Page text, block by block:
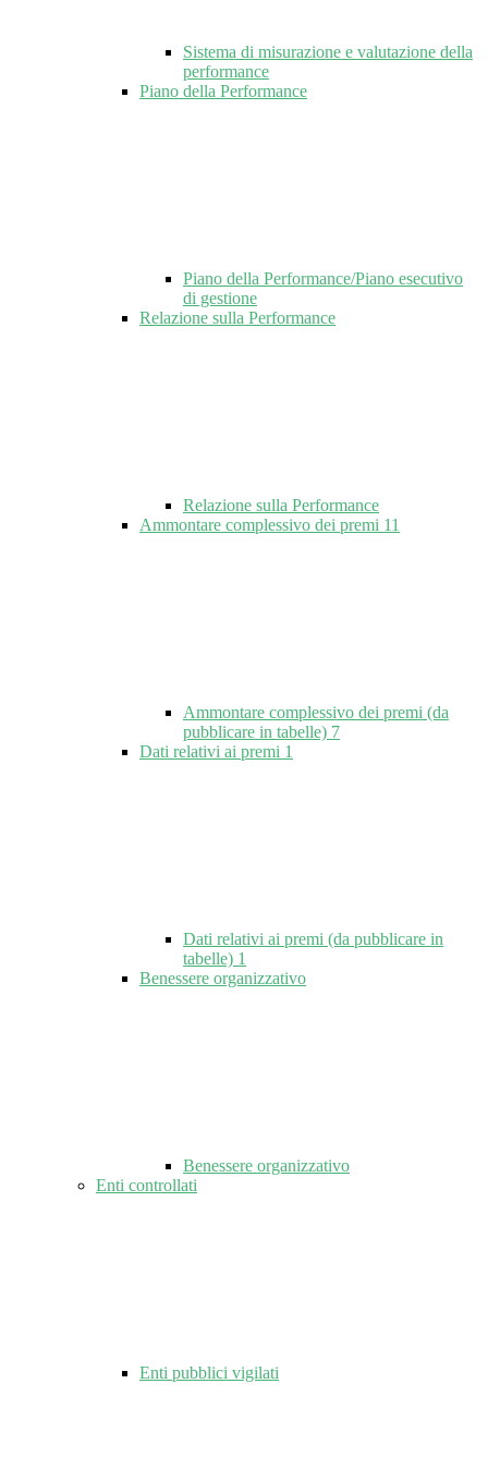
Sistema di misurazione e valutazione della
performance
Piano della Performance
Piano della Performance/Piano esecutivo
di gestione
Relazione sulla Performance
Relazione sulla Performance
Ammontare complessivo dei premi 11
Ammontare complessivo dei premi (da
pubblicare in tabelle) 7
Dati relativi ai premi 1
Dati relativi ai premi (da pubblicare in
tabelle) 1
Benessere organizzativo
Benessere organizzativo
Enti controllati
Enti pubblici vigilati